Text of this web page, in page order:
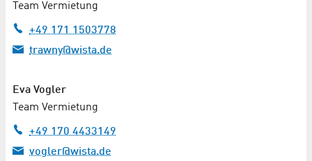
Team Vermietung
+49 171 1503778
trawny@wista.de
Eva Vogler
Team Vermietung
+49 170 4433149
vogler@wista.de